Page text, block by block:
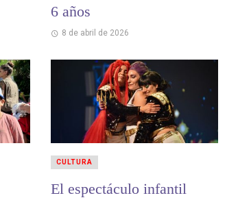
6 años
8 de abril de 2026
El espectáculo infantil
CULTURA